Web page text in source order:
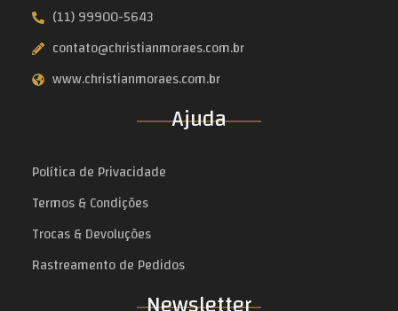
(11) 99900-5643
contato@christianmoraes.com.br
www.christianmoraes.com.br
Ajuda
Política de Privacidade
Termos & Condições
Trocas & Devoluções
Rastreamento de Pedidos